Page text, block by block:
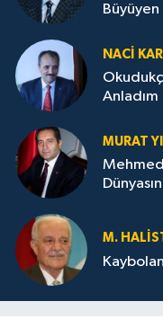
Büyüyen
NACI
Anladım
MURAT
M.